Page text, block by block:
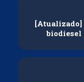
[Atualizado]
biodiesel